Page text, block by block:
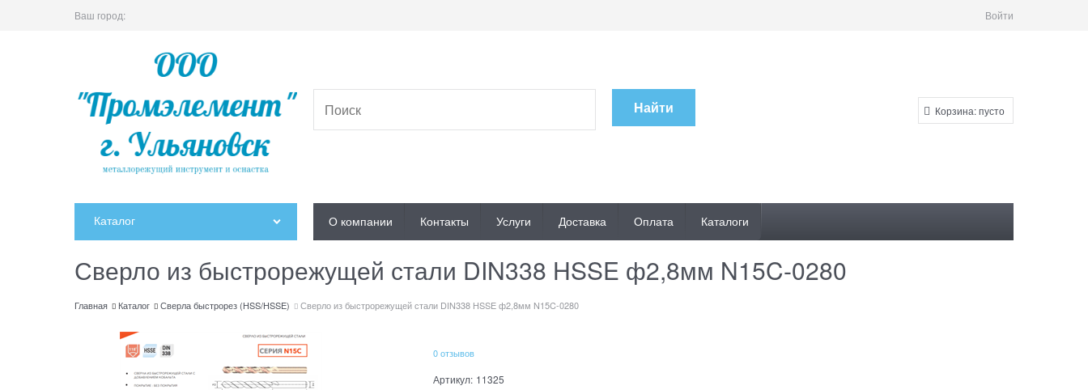
Ваш город: Войти
Найти Корзина:пусто
Каталог О компании Контакты Услуги Доставка Оплата Каталоги
Сверло из быстрорежущей стали DIN338 HSSE ф2,8мм N15C-0280
Главная Каталог Сверла быстрорез (HSS/HSSE) Сверло из быстрорежущей стали DIN338 HSSE ф2,8мм N15C-0280
0 отзывов
Артикул: 11325